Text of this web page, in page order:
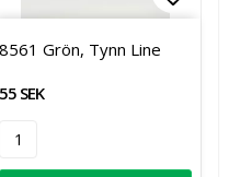
i favoritlistan
8561 Grön, Tynn Line
55 SEK